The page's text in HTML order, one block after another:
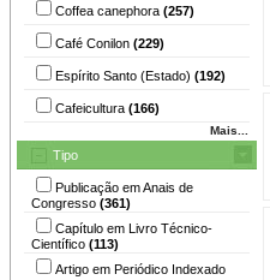
Coffea canephora (257)
Café Conilon (229)
Espírito Santo (Estado) (192)
Cafeicultura (166)
Mais...
Tipo
Publicação em Anais de
Congresso (361)
Capítulo em Livro Técnico-
Científico (113)
Artigo em Periódico Indexado